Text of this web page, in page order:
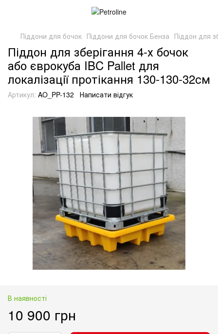
Піддони для бочок Піддони для бочок Бенза Піддон для
Піддон для зберігання 4-х бочок
або єврокуба IBC Pallet для
локалізації протікання 130-130-32см
Артикул: AO_PP-132 Написати відгук
В наявності
10 900 грн